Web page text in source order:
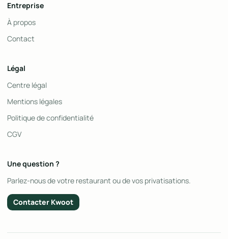
Entreprise
À propos
Contact
Légal
Centre légal
Mentions légales
Politique de confidentialité
CGV
Une question ?
Parlez-nous de votre restaurant ou de vos privatisations.
Contacter Kwoot